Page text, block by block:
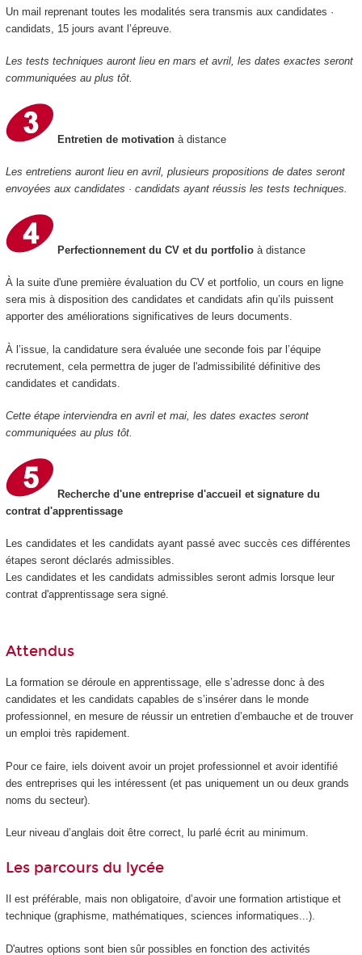
Un mail reprenant toutes les modalités sera transmis aux candidates ·
candidats, 15 jours avant l’épreuve.
Les tests techniques auront lieu en mars et avril, les dates exactes seront
communiquées au plus tôt.
Entretien de motivation à distance
Les entretiens auront lieu en avril, plusieurs propositions de dates seront
envoyées aux candidates · candidats ayant réussis les tests techniques.
Perfectionnement du CV et du portfolio à distance
À la suite d'une première évaluation du CV et portfolio, un cours en ligne
sera mis à disposition des candidates et candidats afin qu’ils puissent
apporter des améliorations significatives de leurs documents.
À l’issue, la candidature sera évaluée une seconde fois par l’équipe
recrutement, cela permettra de juger de l'admissibilité définitive des
candidates et candidats.
Cette étape interviendra en avril et mai, les dates exactes seront
communiquées au plus tôt.
Recherche d'une entreprise d'accueil et signature du
contrat d'apprentissage
Les candidates et les candidats ayant passé avec succès ces différentes
étapes seront déclarés admissibles.
Les candidates et les candidats admissibles seront admis lorsque leur
contrat d'apprentissage sera signé.
Attendus
La formation se déroule en apprentissage, elle s’adresse donc à des
candidates et les candidats capables de s’insérer dans le monde
professionnel, en mesure de réussir un entretien d’embauche et de trouver
un emploi très rapidement.
Pour ce faire, iels doivent avoir un projet professionnel et avoir identifié
des entreprises qui les intéressent (et pas uniquement un ou deux grands
noms du secteur).
Leur niveau d’anglais doit être correct, lu parlé écrit au minimum.
Les parcours du lycée
Il est préférable, mais non obligatoire, d’avoir une formation artistique et
technique (graphisme, mathématiques, sciences informatiques...).
D'autres options sont bien sûr possibles en fonction des activités